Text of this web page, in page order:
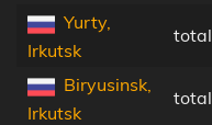
Yurty,
Irkutsk
total
Biryusinsk,
Irkutsk
total